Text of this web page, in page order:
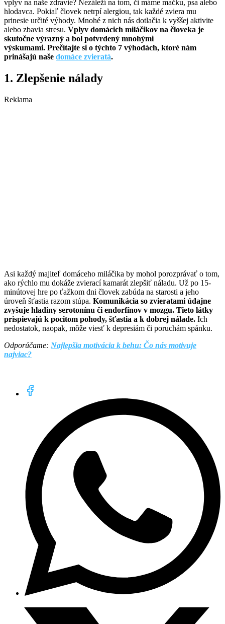
vplyv na naše zdravie? Nezáleží na tom, či máme mačku, psa alebo
hlodavca. Pokiaľ človek netrpí alergiou, tak každé zviera mu
prinesie určité výhody. Mnohé z nich nás dotlačia k vyššej aktivite
alebo zbavia stresu. Vplyv domácich miláčikov na človeka je
skutočne výrazný a bol potvrdený mnohými
výskumami. Prečítajte si o týchto 7 výhodách, ktoré nám
prinášajú naše domáce zvieratá.
1. Zlepšenie nálady
Reklama
Asi každý majiteľ domáceho miláčika by mohol porozprávať o tom,
ako rýchlo mu dokáže zvierací kamarát zlepšiť náladu. Už po 15-
minútovej hre po ťažkom dni človek zabúda na starosti a jeho
úroveň šťastia razom stúpa. Komunikácia so zvieratami údajne
zvyšuje hladiny serotonínu či endorfínov v mozgu. Tieto látky
prispievajú k pocitom pohody, šťastia a k dobrej nálade. Ich
nedostatok, naopak, môže viesť k depresiám či poruchám spánku.
Odporúčame: Najlepšia motivácia k behu: Čo nás motivuje
najviac?